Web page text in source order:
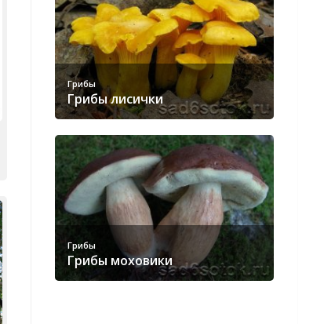
Грибы
Грибы лисички
Грибы
Грибы моховики